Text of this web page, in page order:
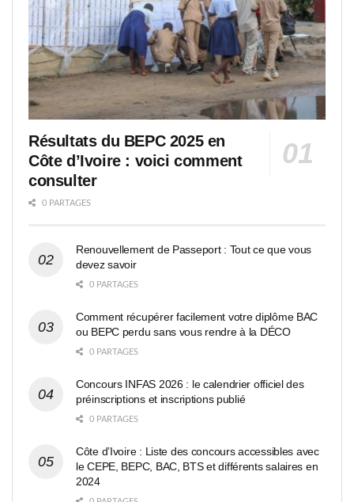
Résultats du BEPC 2025 en
Côte d’Ivoire : voici comment
consulter
0 PARTAGES
Renouvellement de Passeport : Tout ce que vous
devez savoir
0 PARTAGES
Comment récupérer facilement votre diplôme BAC
ou BEPC perdu sans vous rendre à la DÉCO
0 PARTAGES
Concours INFAS 2026 : le calendrier officiel des
préinscriptions et inscriptions publié
0 PARTAGES
Côte d’Ivoire : Liste des concours accessibles avec
le CEPE, BEPC, BAC, BTS et différents salaires en
2024